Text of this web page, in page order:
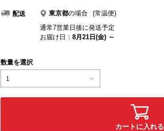
配送 東京都の場合
(常温便)
通常7営業日後に発送予定
お届け日： 8月21日(金) ～
数量を選択
1
カートに入れる